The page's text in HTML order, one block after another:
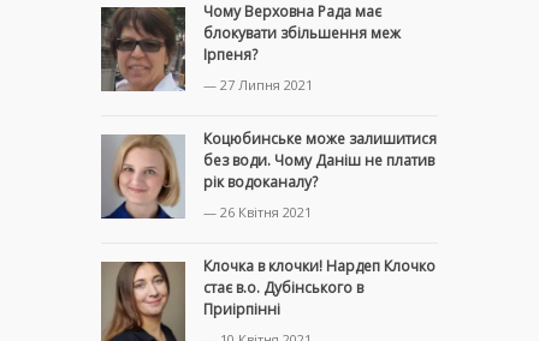
Чому Верховна Рада має
блокувати збільшення меж
Ірпеня?
— 27 Липня 2021
Коцюбинське може залишитися
без води. Чому Даніш не платив
рік водоканалу?
— 26 Квітня 2021
Клочка в клочки! Нардеп Клочко
стає в.о. Дубінського в
Приірпінні